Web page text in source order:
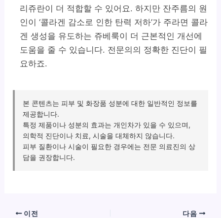
리쥬란이 더 적합할 수 있어요. 하지만 잔주름의 원
인이 ‘콜라겐 감소로 인한 탄력 저하’가 주라면 콜라
겐 생성을 유도하는 쥬베룩이 더 근본적인 개선에
도움을 줄 수 있습니다. 전문의의 정확한 진단이 필
요하죠.
본 콘텐츠는 피부 및 화장품 성분에 대한 일반적인 정보를
제공합니다.
특정 제품이나 성분의 효과는 개인차가 있을 수 있으며,
의학적 진단이나 치료, 시술을 대체하지 않습니다.
피부 질환이나 시술이 필요한 경우에는 전문 의료진의 상
담을 권장합니다.
이전 다음